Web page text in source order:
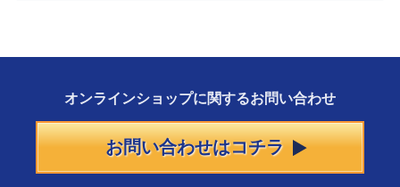
オンラインショップに関するお問い合わせ
お問い合わせはコチラ